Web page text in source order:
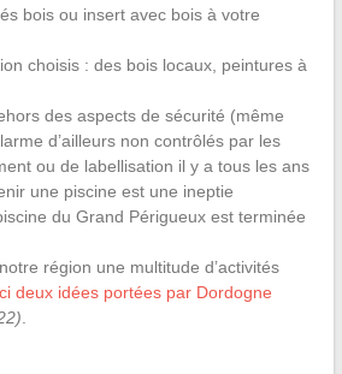
bois ou insert avec bois à votre
choisis : des bois locaux, peintures à
des aspects de sécurité (même
d’ailleurs non contrôlés par les
ou de labellisation il y a tous les ans
une piscine est une ineptie
du Grand Périgueux est terminée
région une multitude d’activités
deux idées portées par Dordogne